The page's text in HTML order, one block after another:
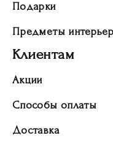
Подарки
Предметы
Клиентам
Акции
Способы оплаты
Доставка